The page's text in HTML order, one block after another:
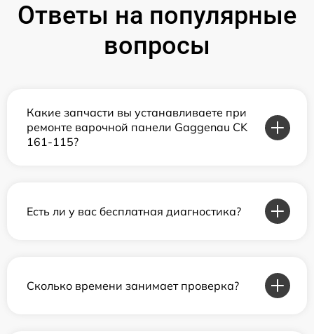
Ответы на популярные
вопросы
Какие запчасти вы устанавливаете при
ремонте варочной панели Gaggenau CK
161-115?
Есть ли у вас бесплатная диагностика?
Сколько времени занимает проверка?